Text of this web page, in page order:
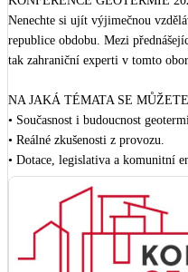
Nenechte si ujít výjimečnou
republice obdobu. Mezi
tak zahraniční experti v tomto
NA JAKÁ TÉMATA SE
• Současnost i budoucnost
• Reálné zkušenosti z provozu.
• Dotace, legislativa a komunitní
země/voda.
• Hydrogeologie a problematika
• Zkušenosti ze zahraničí –
A NA KOHO SE UŽ NYNÍ